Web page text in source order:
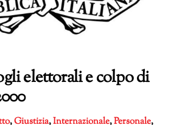
elettorali e colpo di
,Giustizia,Internazionale,Personale,